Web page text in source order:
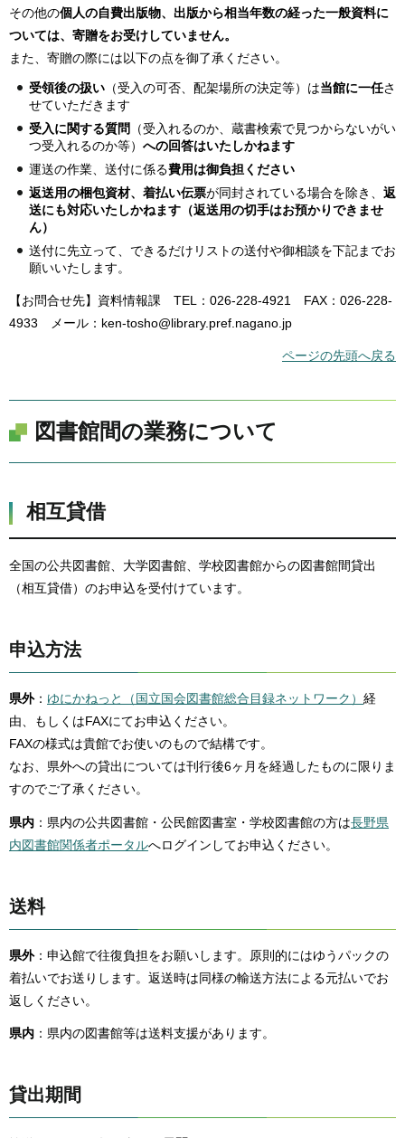
その他の個人の自費出版物、出版から相当年数の経った一般資料に
ついては、寄贈をお受けしていません。
また、寄贈の際には以下の点を御了承ください。
受領後の扱い （受入の可否、配架場所の決定等）は当館に一任さ
せていただきます
受入に関する質問
（受入れるのか、蔵書検索で見つからないがい
つ受入れるのか等） への回答はいたしかねます
運送の作業、送付に係る費用は御負担ください
返送用の梱包資材、着払い伝票が同封されている場合を除き、 返
送にも対応いたしかねます（返送用の切手はお預かりできませ
ん）
送付に先立って、できるだけリストの送付や御相談を下記までお
願いいたします。
【お問合せ先】資料情報課 TEL：026-228-4921 FAX：026-228-
4933 メール：ken-tosho@library.pref.nagano.jp
ページの先頭へ戻る
図書館間の業務について
相互貸借
全国の公共図書館、大学図書館、学校図書館からの図書館間貸出
（相互貸借）のお申込を受付けています。
申込方法
県外： ゆにかねっと（国立国会図書館総合目録ネットワーク） 経
由、もしくはFAXにてお申込ください。
FAXの様式は貴館でお使いのもので結構です。
なお、県外への貸出については刊行後6ヶ月を経過したものに限りま
すのでご了承ください。
県内 ：県内の公共図書館・公民館図書室・学校図書館の方は長野県
内図書館関係者ポータルへログインしてお申込ください。
送料
県外：申込館で往復負担をお願いします。原則的にはゆうパックの
着払いでお送りします。返送時は同様の輸送方法による元払いでお
返しください。
県内 ：県内の図書館等は送料支援があります。
貸出期間